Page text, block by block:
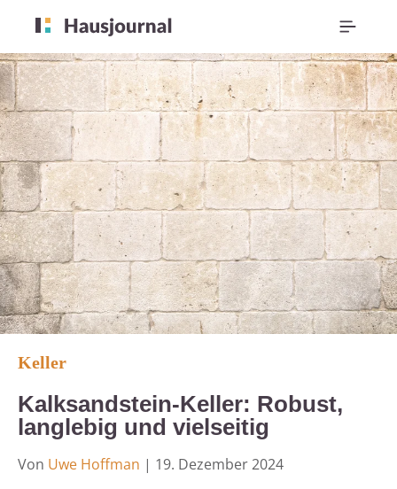
Keller
Kalksandstein-Keller: Robust,
langlebig und vielseitig
Von Uwe Hoffman | 19. Dezember 2024